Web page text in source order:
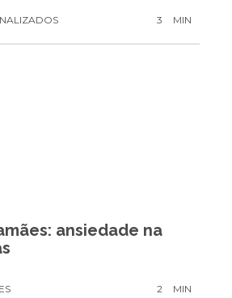
3 MIN
ansiedade na
2 MIN